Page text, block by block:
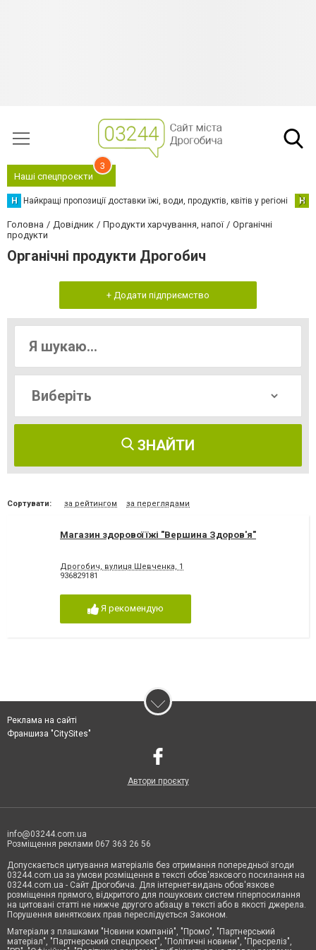
Наші спецпроєкти
3
Н Найкращі пропозиції доставки їжі, води, продуктів, квітів у регіоні Н
Головна Довідник Продукти харчування, напої
Органічні
продукти
Органічні продукти Дрогобич
+ Додати підприємство
ЗНАЙТИ
Сортувати: за рейтингом за переглядами
Магазин здорової їжі "Вершина Здоров'я"
Дрогобич, вулиця Шевченка, 1
936829181
Я рекомендую
Реклама на сайті
Франшиза "CitySites"
Автори проєкту
info@03244.com.ua
Розміщення реклами 067 363 26 56
Допускається цитування матеріалів без отримання попередньої згоди
03244.com.ua за умови розміщення в тексті обов'язкового посилання на
03244.com.ua - Сайт Дрогобича. Для інтернет-видань обов'язкове
розміщення прямого, відкритого для пошукових систем гіперпосилання
на цитовані статті не нижче другого абзацу в тексті або в якості джерела.
Порушення виняткових прав переслідується Законом.
Матеріали з плашками "Новини компаній", "Промо", "Партнерський
матеріал", "Партнерський спецпроєкт", "Політичні новини", "Пресреліз",